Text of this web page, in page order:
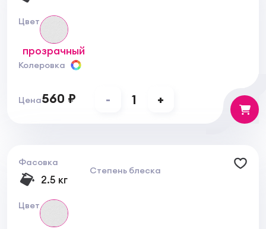
замораживание до -25°С, но не более пяти циклов
замораживания-оттаивания. Размораживают при
температуре (20±5)°С и тщательно размешивают
до получения однородной массы.
Цвет
прозрачный
Колеровка
Цена560 ₽ - 1 +
Фасовка
2.5 кг
Степень блеска
Цвет